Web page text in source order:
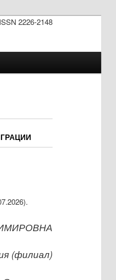
ISSN 2226-2148
(филиал)